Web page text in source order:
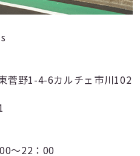
菅野1-4-6カルチェ市川102
～22：00